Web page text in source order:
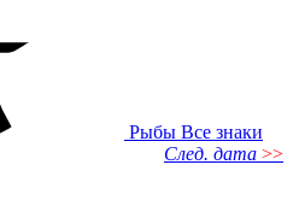
Рыбы Все знаки
След. дата >>